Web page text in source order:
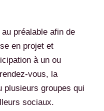
au préalable afin de
en projet et
à un ou
vous, la
plusieurs groupes qui
sociaux.